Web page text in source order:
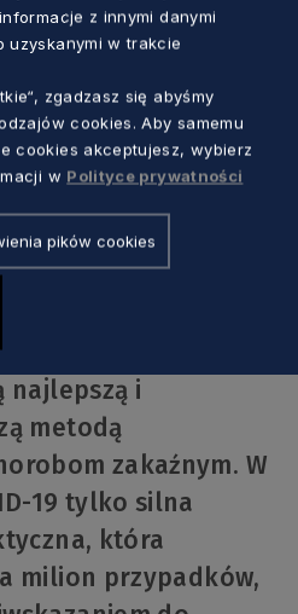
aby osiągnięta została
powinno się
proc. populacji. Wśród
nieliczne osoby, które ze
nie mogą przyjąć
12. r. ż. I to
ich, powinniśmy się
najlepszą i
metodą
zakaźnym. W
19 tylko silna
która
milion przypadków,
z innymi danymi
uzyskanymi w trakcie
zgadzasz się abyśmy
cookies. Aby samemu
cookies akceptujesz, wybierz
w Polityce prywatności
pików cookies